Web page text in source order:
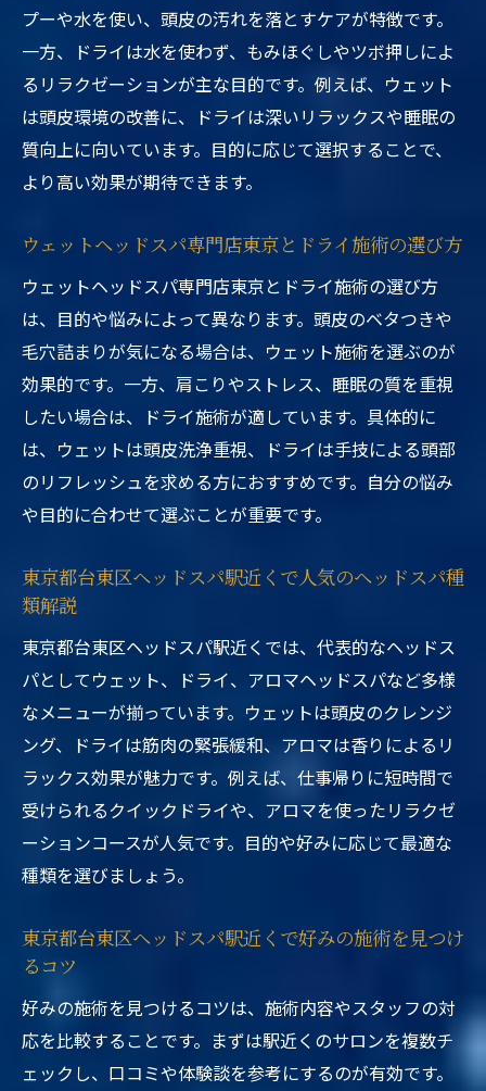
プーや水を使い、頭皮の汚れを落とすケアが特徴です。
一方、ドライは水を使わず、もみほぐしやツボ押しによ
るリラクゼーションが主な目的です。例えば、ウェット
は頭皮環境の改善に、ドライは深いリラックスや睡眠の
質向上に向いています。目的に応じて選択することで、
より高い効果が期待できます。
ウェットヘッドスパ専門店東京とドライ施術の選び方
ウェットヘッドスパ専門店東京とドライ施術の選び方
は、目的や悩みによって異なります。頭皮のベタつきや
毛穴詰まりが気になる場合は、ウェット施術を選ぶのが
効果的です。一方、肩こりやストレス、睡眠の質を重視
したい場合は、ドライ施術が適しています。具体的に
は、ウェットは頭皮洗浄重視、ドライは手技による頭部
のリフレッシュを求める方におすすめです。自分の悩み
や目的に合わせて選ぶことが重要です。
東京都台東区ヘッドスパ駅近くで人気のヘッドスパ種
類解説
東京都台東区ヘッドスパ駅近くでは、代表的なヘッドス
パとしてウェット、ドライ、アロマヘッドスパなど多様
なメニューが揃っています。ウェットは頭皮のクレンジ
ング、ドライは筋肉の緊張緩和、アロマは香りによるリ
ラックス効果が魅力です。例えば、仕事帰りに短時間で
受けられるクイックドライや、アロマを使ったリラクゼ
ーションコースが人気です。目的や好みに応じて最適な
種類を選びましょう。
東京都台東区ヘッドスパ駅近くで好みの施術を見つけ
るコツ
好みの施術を見つけるコツは、施術内容やスタッフの対
応を比較することです。まずは駅近くのサロンを複数チ
ェックし、口コミや体験談を参考にするのが有効です。